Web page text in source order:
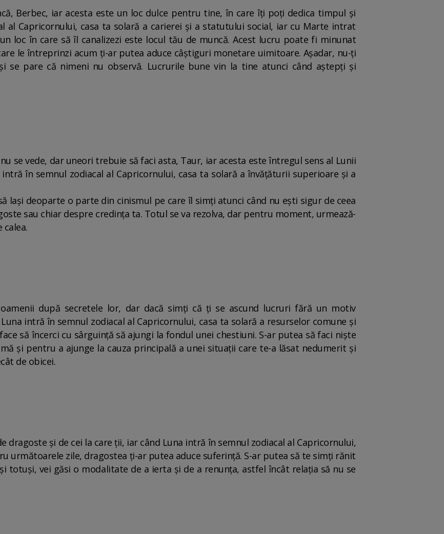
Berbec, iar acesta este un loc dulce pentru tine, în care îți poți dedica timpul și
al Capricornului, casa ta solară a carierei și a statutului social, iar cu Marte intrat
loc în care să îl canalizezi este locul tău de muncă. Acest lucru poate fi minunat
le întreprinzi acum ți-ar putea aduce câștiguri monetare uimitoare. Așadar, nu-ți
se pare că nimeni nu observă. Lucrurile bune vin la tine atunci când aștepți și
se vede, dar uneori trebuie să faci asta, Taur, iar acesta este întregul sens al Lunii
în semnul zodiacal al Capricornului, casa ta solară a învățăturii superioare și a
lași deoparte o parte din cinismul pe care îl simți atunci când nu ești sigur de ceea
sau chiar despre credința ta. Totul se va rezolva, dar pentru moment, urmează-
calea.
după secretele lor, dar dacă simți că ți se ascund lucruri fără un motiv
intră în semnul zodiacal al Capricornului, casa ta solară a resurselor comune și
să încerci cu sârguință să ajungi la fondul unei chestiuni. S-ar putea să faci niște
și pentru a ajunge la cauza principală a unei situații care te-a lăsat nedumerit și
de obicei.
dragoste și de cei la care ții, iar când Luna intră în semnul zodiacal al Capricornului,
următoarele zile, dragostea ți-ar putea aduce suferință. S-ar putea să te simți rănit
totuși, vei găsi o modalitate de a ierta și de a renunța, astfel încât relația să nu se